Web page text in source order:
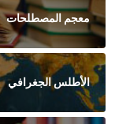
معجم المصطلحات
الأطلس الجغرافي